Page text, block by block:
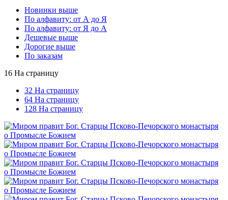
Новинки выше
По алфавиту: от А до Я
По алфавиту: от Я до А
Дешевые выше
Дорогие выше
По заказам
16 На страницу
32 На страницу
64 На страницу
128 На страницу